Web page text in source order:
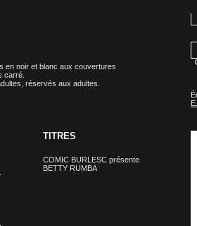
en noir et blanc aux couvertures
carré.
réservés aux adultes.
TITRES
COMIC BURLESC présente
BETTY RUMBA